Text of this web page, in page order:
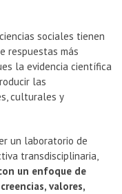
sociales tienen
respuestas más
la evidencia científica
las
culturales y
un laboratorio de
transdisciplinaria,
un enfoque de
valores,